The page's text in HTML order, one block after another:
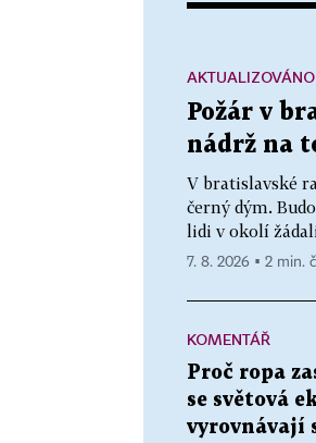
Požár v
nádrž na
V bratislavské
černý dým.
lidi v okolí
AKTUALIZOVÁNO
7. 8. 2026 ▪ 2 min.
KOMENTÁŘ
Proč ropa
se světová
vyrovnávají